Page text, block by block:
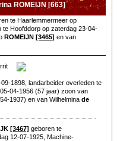
ROMEIJN [663]
te Haarlemmermeer op
Hoofddorp op zaterdag 23-04-
ROMEIJN [3465] en van
1898, landarbeider overleden te
04-1956 (57 jaar) zoon van
1937) en van Wilhelmina de
[3467] geboren te
12-07-1925, Machine-